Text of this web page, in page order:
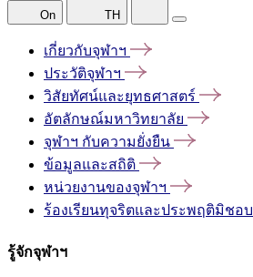
On TH
เกี่ยวกับจุฬาฯ
ประวัติจุฬาฯ
วิสัยทัศน์และยุทธศาสตร์
อัตลักษณ์มหาวิทยาลัย
จุฬาฯ กับความยั่งยืน
ข้อมูลและสถิติ
หน่วยงานของจุฬาฯ
ร้องเรียนทุจริตและประพฤติมิชอบ
รู้จักจุฬาฯ